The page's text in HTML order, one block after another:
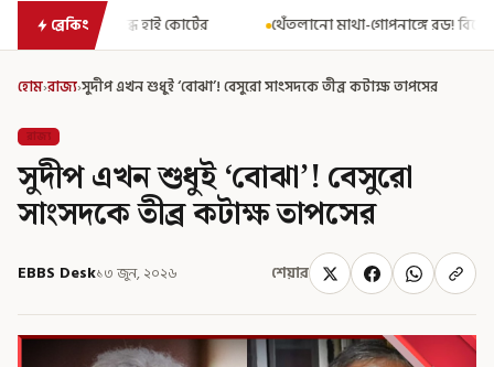
ব্রেকিং থেঁতলানো মাথা-গোপনাঙ্গে রড! বিজেপিশাসিত অসমে নাবালিকার
হোম›রাজ্য›সুদীপ এখন শুধুই ‘বোঝা’! বেসুরো সাংসদকে তীব্র কটাক্ষ তাপসের
রাজ্য
সুদীপ এখন শুধুই ‘বোঝা’! বেসুরো
সাংসদকে তীব্র কটাক্ষ তাপসের
EBBS Desk১৩ জুন, ২০২৬ শেয়ার